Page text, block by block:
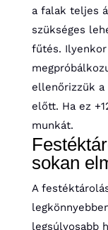
a falak teljes
szükséges
fűtés.
ellenőrizzük
előtt. Ha ez
munkát.
sokan
A
legsúlyosabb